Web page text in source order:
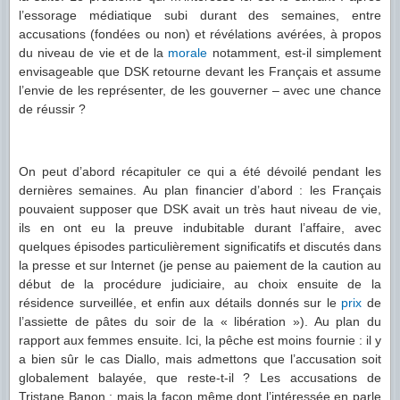
l’essorage médiatique subi durant des semaines, entre
accusations (fondées ou non) et révélations avérées, à propos
du niveau de vie et de la morale notamment, est-il simplement
envisageable que DSK retourne devant les Français et assume
l’envie de les représenter, de les gouverner – avec une chance
de réussir ?
On peut d’abord récapituler ce qui a été dévoilé pendant les
dernières semaines. Au plan financier d’abord : les Français
pouvaient supposer que DSK avait un très haut niveau de vie,
ils en ont eu la preuve indubitable durant l’affaire, avec
quelques épisodes particulièrement significatifs et discutés dans
la presse et sur Internet (je pense au paiement de la caution au
début de la procédure judiciaire, au choix ensuite de la
résidence surveillée, et enfin aux détails donnés sur le prix de
l’assiette de pâtes du soir de la « libération »). Au plan du
rapport aux femmes ensuite. Ici, la pêche est moins fournie : il y
a bien sûr le cas Diallo, mais admettons que l’accusation soit
globalement balayée, que reste-t-il ? Les accusations de
Tristane Banon ; mais la façon même dont l’intéressée en parle